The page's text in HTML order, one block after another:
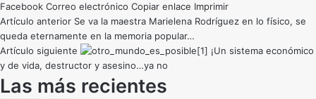
Facebook Correo electrónico Copiar enlace Imprimir
Artículo anterior Se va la maestra Marielena Rodríguez en lo físico, se
queda eternamente en la memoria popular…
Artículo siguiente
¡Un sistema económico
y de vida, destructor y asesino…ya no
Las más recientes